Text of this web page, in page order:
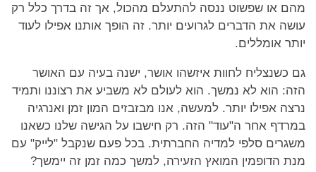
מהם או שפשוט ננסה להתעלם מהכול, אך זה בדרך כלל רק
עושה את הדברים לגרועים יותר. זה הופך אותנו אפילו לעוד
יותר אומללים.
גם כשנצליח לחוות איזשהו אושר, ישנה בעיה עם האושר
הזה: הוא לא נמשך. הוא לעולם לא משביע את רצוננו ותמיד
נרצה אפילו יותר. למעשה, אנו מבזבזים המון זמן ואנרגיה
במרדף אחר ה"עוד" הזה. רק חישבו על הגישה שלנו כשאנו
משגרים סלפי למדיה החברתית. בכל פעם שנקבל "לייק" עם
מנת הדופמין המואץ הזעירה, למשך כמה זמן זה יימשך?